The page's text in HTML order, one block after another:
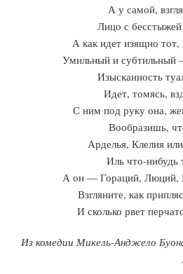
А у самой,
Лицо с
А как идет изящно
Умильный и субтильный
Изысканность
Идет, томясь,
С ним под руку она,
Вообразишь,
Арделья, Клелия
Иль что-нибудь
А он — Гораций, Люций,
Взгляните, как
И сколько рвет
Из комедии Микель-Анджело